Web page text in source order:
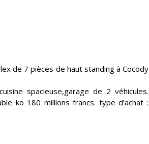
de 7 pièces de haut standing à Cocody
spacieuse,garage de 2 véhicules.
ko 180 millions francs. type d’achat :